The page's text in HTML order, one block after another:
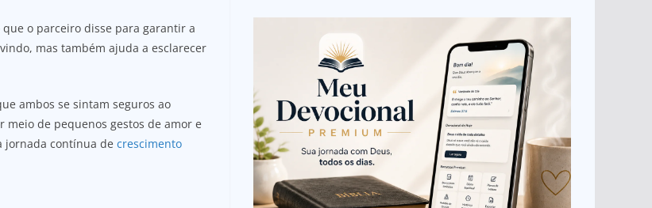
o parceiro disse para garantir a
mas também ajuda a esclarecer
ambos se sintam seguros ao
de pequenos gestos de amor e
jornada contínua de crescimento